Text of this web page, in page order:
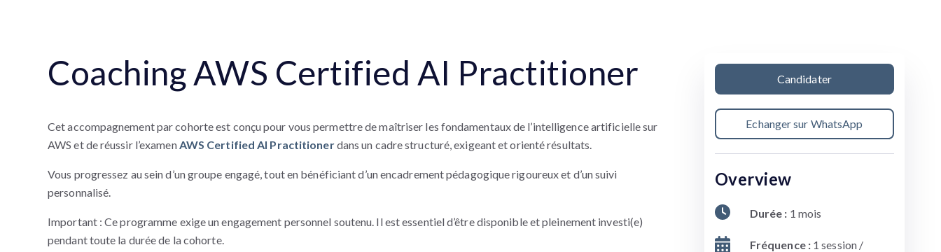
Coaching AWS Certified AI Practitioner
Cet accompagnement par cohorte est conçu pour vous permettre de maîtriser les fondamentaux de l’intelligence artificielle sur
AWS et de réussir l’examen AWS Certified AI Practitionerdans un cadre structuré, exigeant et orienté résultats.
Vous progressez au sein d’un groupe engagé, tout en bénéficiant d’un encadrement pédagogique rigoureux et d’un suivi
personnalisé.
Important : Ce programme exige un engagement personnel soutenu. Il est essentiel d’être disponible et pleinement investi(e)
pendant toute la durée de la cohorte.
Candidater
Echanger sur WhatsApp
Overview
Durée : 1 mois
Fréquence : 1 session /